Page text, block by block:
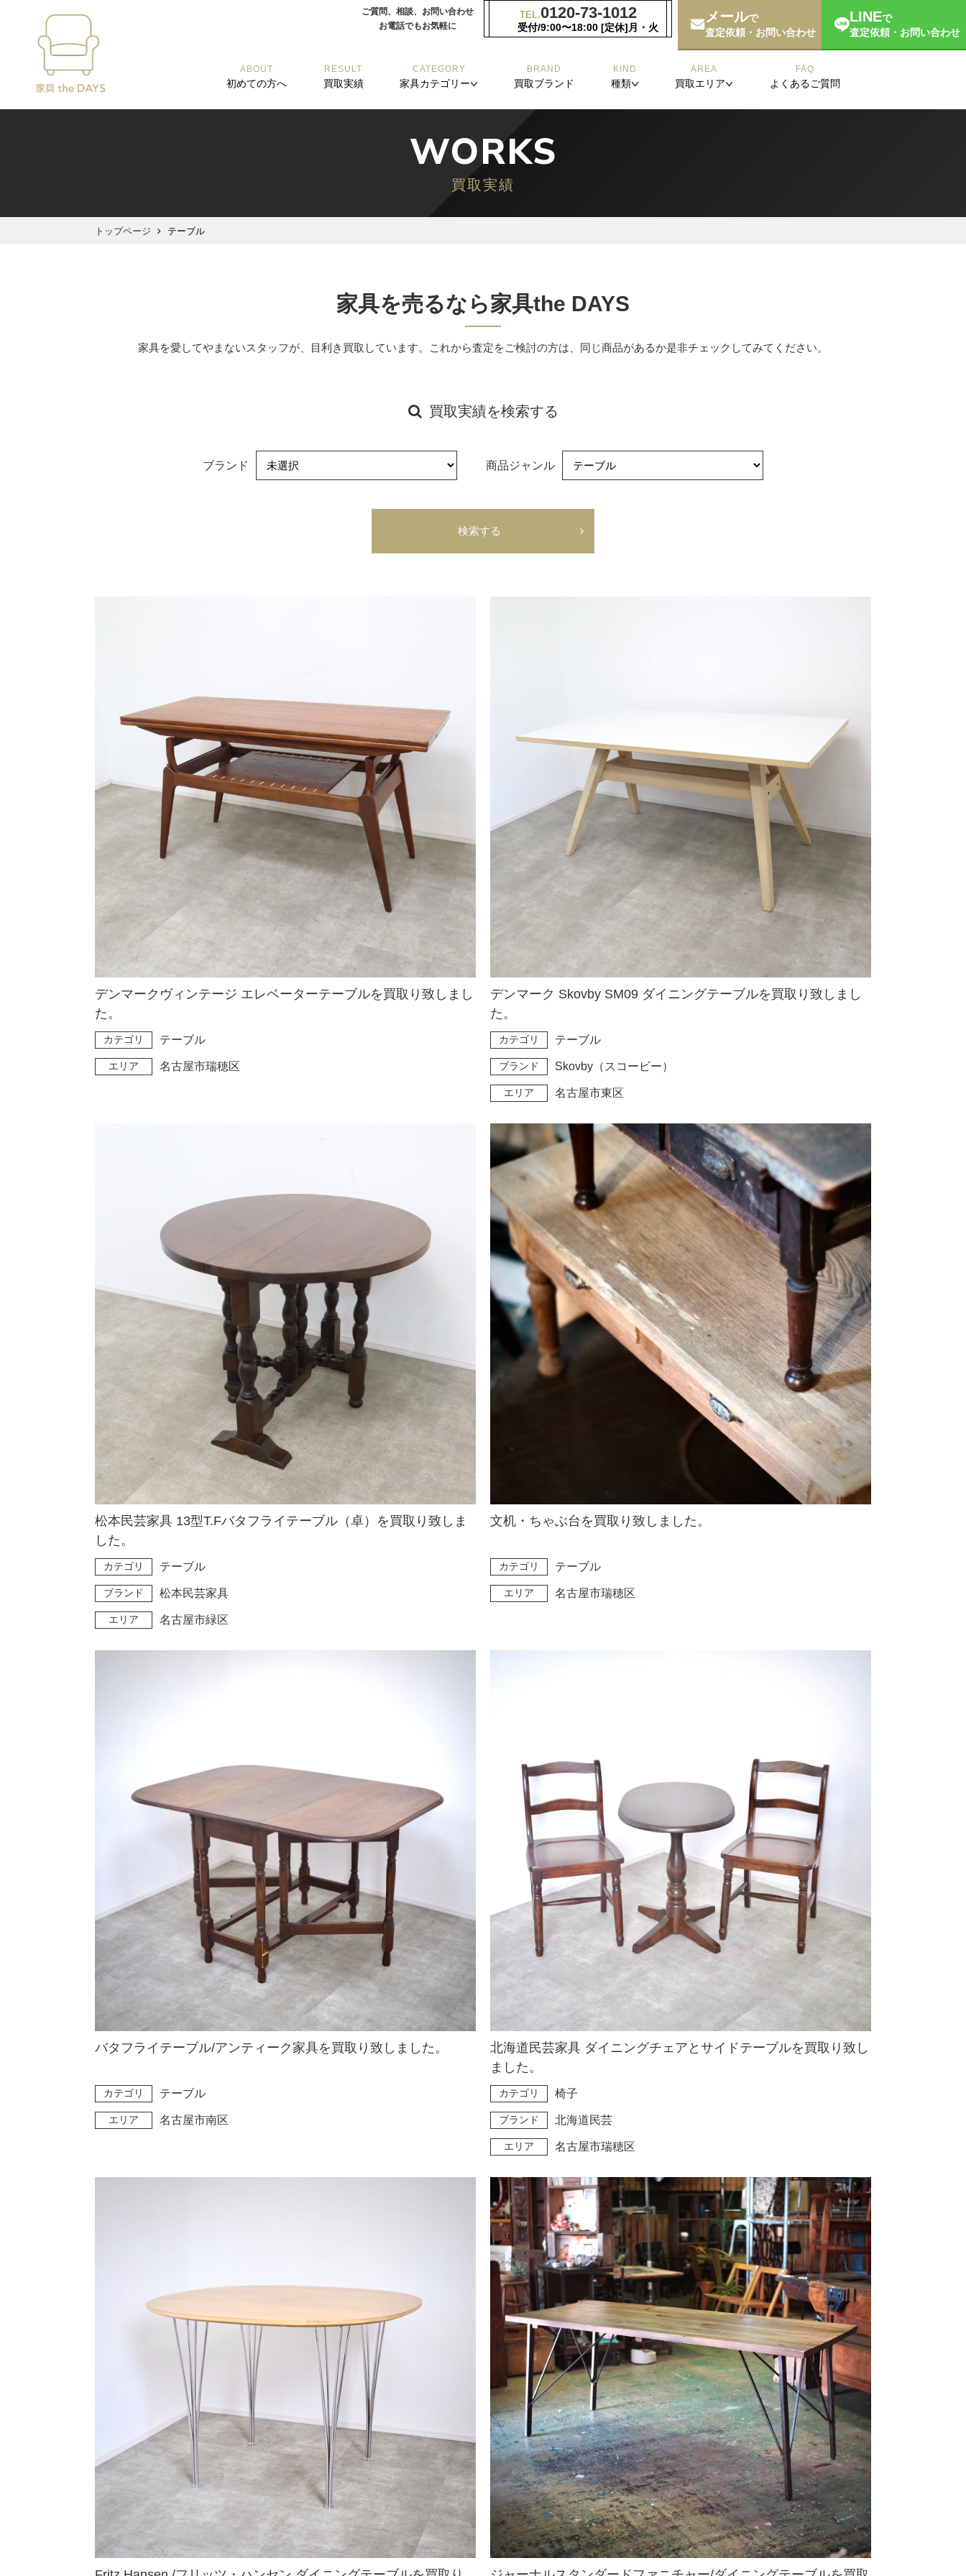
ご質問、相談、お問い合わせ
お電話でもお気軽に︎
TEL.0120-73-1012
受付/9:00〜18:00 [定休]月・火
メールで
査定依頼・お問い合わせ
LINEで
査定依頼・お問い合わせ
ABOUT
初めての方へ
RESULT
買取実績
CATEGORY
家具カテゴリー
BRAND
買取ブランド
KIND
種類
AREA
買取エリア
FAQ
よくあるご質問
WORKS
買取実績
トップページ テーブル
家具を売るなら家具the DAYS
家具を愛してやまないスタッフが、⽬利き買取しています。これから査定をご検討の⽅は、同じ商品があるか是⾮チェックしてみてください。
買取実績を検索する
ブランド 商品ジャンル
検索する
デンマークヴィンテージ エレベーターテーブルを買取り致しまし
た。
カテゴリ テーブル
エリア 名古屋市瑞穂区
デンマーク Skovby SM09 ダイニングテーブルを買取り致しまし
た。
カテゴリ テーブル
ブランド Skovby（スコービー）
エリア 名古屋市東区
松本民芸家具 13型T.Fバタフライテーブル（卓）を買取り致しま
した。
カテゴリ テーブル
ブランド 松本民芸家具
エリア 名古屋市緑区
文机・ちゃぶ台を買取り致しました。
カテゴリ テーブル
エリア 名古屋市瑞穂区
バタフライテーブル/アンティーク家具を買取り致しました。
カテゴリ テーブル
エリア 名古屋市南区
北海道民芸家具 ダイニングチェアとサイドテーブルを買取り致し
ました。
カテゴリ 椅子
ブランド 北海道民芸
エリア 名古屋市瑞穂区